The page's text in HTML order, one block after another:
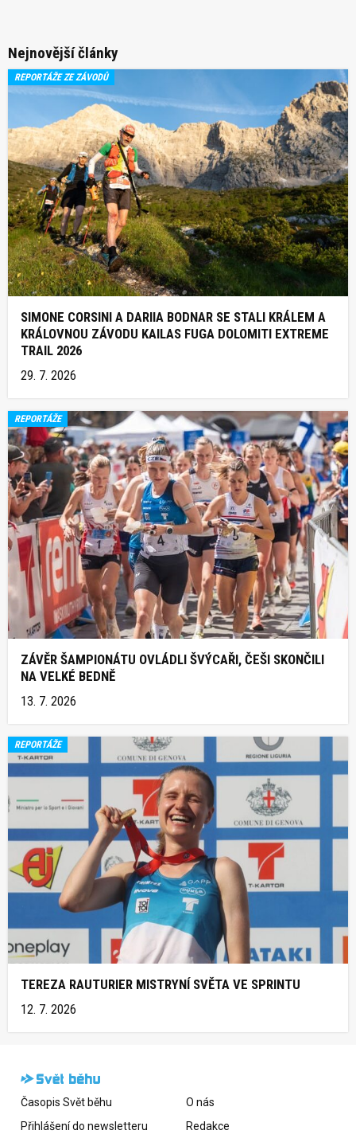
Nejnovější články
REPORTÁŽE ZE ZÁVODŮ
SIMONE CORSINI A DARIIA BODNAR SE STALI KRÁLEM A
KRÁLOVNOU ZÁVODU KAILAS FUGA DOLOMITI EXTREME
TRAIL 2026
29. 7. 2026
REPORTÁŽE
ZÁVĚR ŠAMPIONÁTU OVLÁDLI ŠVÝCAŘI, ČEŠI SKONČILI
NA VELKÉ BEDNĚ
13. 7. 2026
REPORTÁŽE
TEREZA RAUTURIER MISTRYNÍ SVĚTA VE SPRINTU
12. 7. 2026
Časopis Svět běhu
Přihlášení do newsletteru
O nás
Redakce